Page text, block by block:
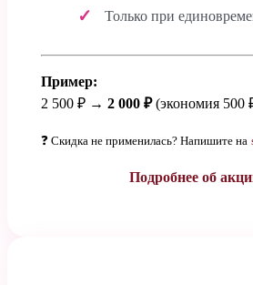
Только при
Пример:
2 500 ₽ → 2 000 ₽(экономия 500
❓ Скидка не применилась? Напишите на
Подробнее об